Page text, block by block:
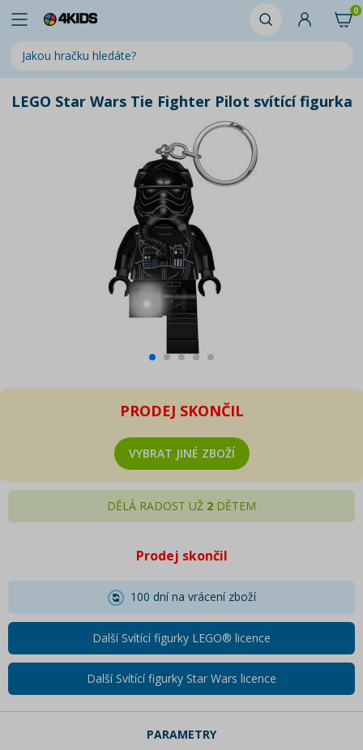
0
LEGO Star Wars Tie Fighter Pilot svítící figurka
PRODEJ SKONČIL
VYBRAT JINÉ ZBOŽÍ
DĚLÁ RADOST UŽ 2 DĚTEM
Prodej skončil
100 dní na vrácení zboží
Další Svítící figurky LEGO® licence
Další Svítící figurky Star Wars licence
PARAMETRY